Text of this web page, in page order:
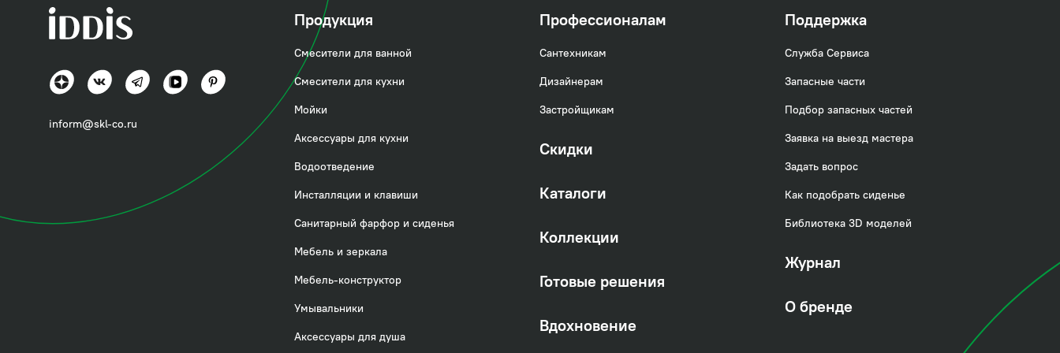
3D-тур по проекту можно увидеть
inform@skl-co.ru
Продукция
Смесители для ванной
Смесители для кухни
Мойки
Аксессуары для кухни
Водоотведение
Инсталляции и клавиши
Санитарный фарфор и сиденья
Мебель и зеркала
Мебель-конструктор
Умывальники
Аксессуары для душа
Профессионалам
Сантехникам
Дизайнерам
Застройщикам
Скидки
Каталоги
Коллекции
Готовые решения
Вдохновение
Поддержка
Служба Сервиса
Запасные части
Подбор запасных частей
Заявка на выезд мастера
Задать вопрос
Как подобрать сиденье
Библиотека 3D моделей
Журнал
О бренде